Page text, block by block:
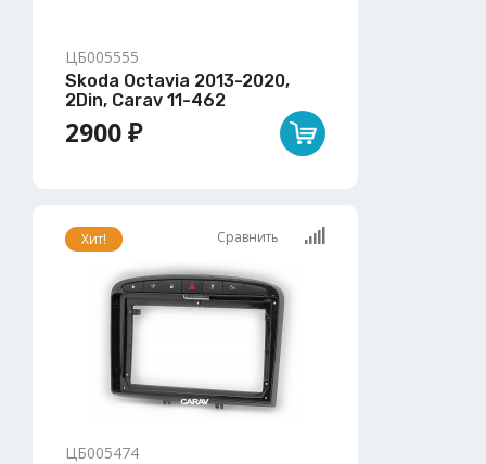
ЦБ005555
Skoda Octavia 2013-2020,
2Din, Carav 11-462
2900 ₽
Хит! Сравнить
ЦБ005474